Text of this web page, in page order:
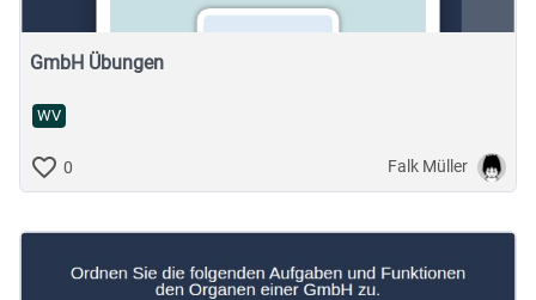
Berufliche Bildung
Sonstiges
Featured Apps
GmbH Übungen
WV
0 Falk Müller